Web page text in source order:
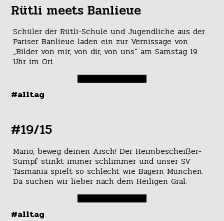
Rütli meets Banlieue
Schüler der Rütli-Schule und Jugendliche aus der
Pariser Banlieue laden ein zur Vernissage von
„Bilder von mir, von dir, von uns“ am Samstag 19
Uhr im Ori.
#alltag
#19/15
Mario, beweg deinen Arsch! Der Heimbescheißer-
Sumpf stinkt immer schlimmer und unser SV
Tasmania spielt so schlecht wie Bayern München.
Da suchen wir lieber nach dem Heiligen Gral.
#alltag